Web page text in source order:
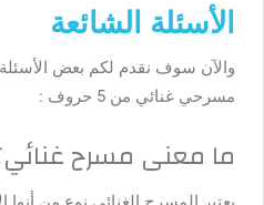
الأسئلة الشائعة
والآن سوف نقدم لكم بعض
مسرحي غنائي من 5 حروف
:
ما معنى مسرح